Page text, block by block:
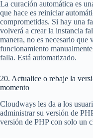
La curación automática es
que hace es reiniciar
comprometidas. Si hay una
volverá a crear la instancia
manera, no es necesario que
funcionamiento
falla. Está automatizado.
20. Actualice o rebaje la
momento
Cloudways les da a los
administrar su versión de
versión de PHP con solo un